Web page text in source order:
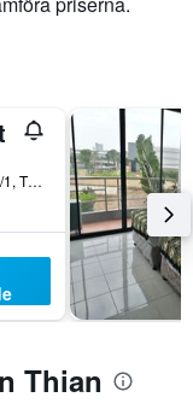
101/1-2 Soi Thakam 9/1, Tha Kham Road, Bangkok, Thailand
Thian